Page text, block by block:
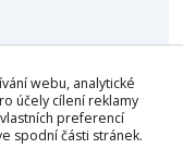
webu, analytické
účely cílení reklamy
preferencí
spodní části stránek.